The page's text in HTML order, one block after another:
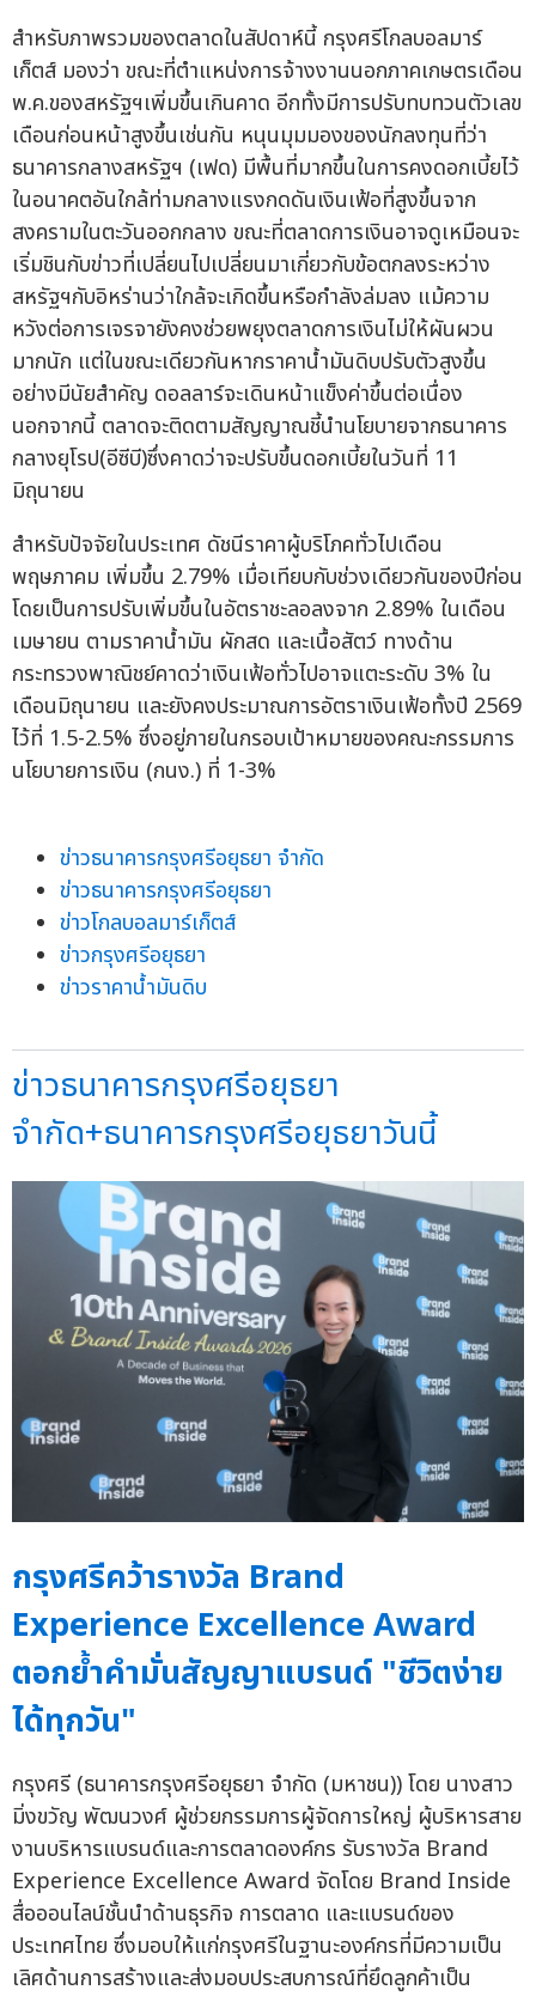
สำหรับภาพรวมของตลาดในสัปดาห์นี้ กรุงศรีโกลบอลมาร์
เก็ตส์ มองว่า ขณะที่ตำแหน่งการจ้างงานนอกภาคเกษตรเดือน
พ.ค.ของสหรัฐฯเพิ่มขึ้นเกินคาด อีกทั้งมีการปรับทบทวนตัวเลข
เดือนก่อนหน้าสูงขึ้นเช่นกัน หนุนมุมมองของนักลงทุนที่ว่า
ธนาคารกลางสหรัฐฯ (เฟด) มีพื้นที่มากขึ้นในการคงดอกเบี้ยไว้
ในอนาคตอันใกล้ท่ามกลางแรงกดดันเงินเฟ้อที่สูงขึ้นจาก
สงครามในตะวันออกกลาง ขณะที่ตลาดการเงินอาจดูเหมือนจะ
เริ่มชินกับข่าวที่เปลี่ยนไปเปลี่ยนมาเกี่ยวกับข้อตกลงระหว่าง
สหรัฐฯกับอิหร่านว่าใกล้จะเกิดขึ้นหรือกำลังล่มลง แม้ความ
หวังต่อการเจรจายังคงช่วยพยุงตลาดการเงินไม่ให้ผันผวน
มากนัก แต่ในขณะเดียวกันหากราคาน้ำมันดิบปรับตัวสูงขึ้น
อย่างมีนัยสำคัญ ดอลลาร์จะเดินหน้าแข็งค่าขึ้นต่อเนื่อง
นอกจากนี้ ตลาดจะติดตามสัญญาณชี้นำนโยบายจากธนาคาร
กลางยุโรป(อีซีบี)ซึ่งคาดว่าจะปรับขึ้นดอกเบี้ยในวันที่ 11
มิถุนายน
สำหรับปัจจัยในประเทศ ดัชนีราคาผู้บริโภคทั่วไปเดือน
พฤษภาคม เพิ่มขึ้น 2.79% เมื่อเทียบกับช่วงเดียวกันของปีก่อน
โดยเป็นการปรับเพิ่มขึ้นในอัตราชะลอลงจาก 2.89% ในเดือน
เมษายน ตามราคาน้ำมัน ผักสด และเนื้อสัตว์ ทางด้าน
กระทรวงพาณิชย์คาดว่าเงินเฟ้อทั่วไปอาจแตะระดับ 3% ใน
เดือนมิถุนายน และยังคงประมาณการอัตราเงินเฟ้อทั้งปี 2569
ไว้ที่ 1.5-2.5% ซึ่งอยู่ภายในกรอบเป้าหมายของคณะกรรมการ
นโยบายการเงิน (กนง.) ที่ 1-3%
ข่าวธนาคารกรุงศรีอยุธยา จำกัด
ข่าวธนาคารกรุงศรีอยุธยา
ข่าวโกลบอลมาร์เก็ตส์
ข่าวกรุงศรีอยุธยา
ข่าวราคาน้ำมันดิบ
ข่าวธนาคารกรุงศรีอยุธยา
จำกัด+ธนาคารกรุงศรีอยุธยาวันนี้
กรุงศรีคว้ารางวัล Brand
Experience Excellence Award
ตอกย้ำคำมั่นสัญญาแบรนด์ "ชีวิตง่าย
ได้ทุกวัน"
กรุงศรี (ธนาคารกรุงศรีอยุธยา จำกัด (มหาชน)) โดย นางสาว
มิ่งขวัญ พัฒนวงศ์ ผู้ช่วยกรรมการผู้จัดการใหญ่ ผู้บริหารสาย
งานบริหารแบรนด์และการตลาดองค์กร รับรางวัล Brand
Experience Excellence Award จัดโดย Brand Inside
สื่อออนไลน์ชั้นนำด้านธุรกิจ การตลาด และแบรนด์ของ
ประเทศไทย ซึ่งมอบให้แก่กรุงศรีในฐานะองค์กรที่มีความเป็น
เลิศด้านการสร้างและส่งมอบประสบการณ์ที่ยึดลูกค้าเป็น